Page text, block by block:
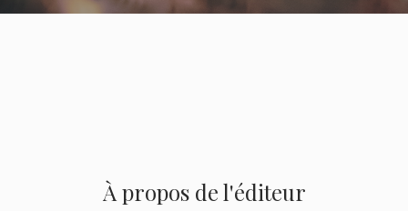
À propos de l'éditeur